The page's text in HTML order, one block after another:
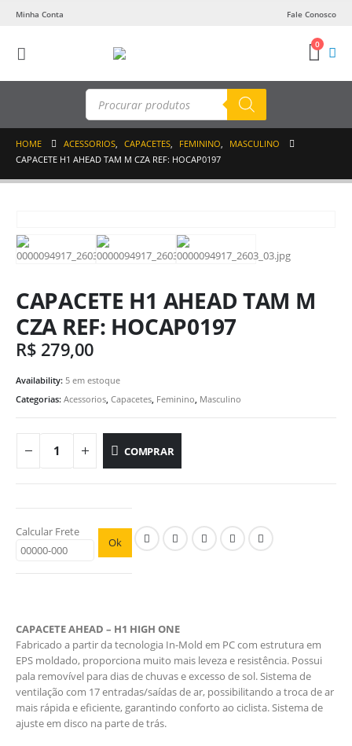
Minha Conta Fale Conosco
0
Pesquisar
produtos
HOME ACESSORIOS, CAPACETES, FEMININO,
MASCULINO
CAPACETE H1 AHEAD TAM M CZA REF: HOCAP0197
CAPACETE H1 AHEAD TAM M
CZA REF: HOCAP0197
R$ 279,00
Availability: 5 em estoque
Categorias: Acessorios Capacetes Feminino Masculino
COMPRAR
Calcular Frete
Ok
CAPACETE AHEAD – H1 HIGH ONE
Fabricado a partir da tecnologia In-Mold em PC com estrutura em
EPS moldado, proporciona muito mais leveza e resistência. Possui
pala removível para dias de chuvas e excesso de sol. Sistema de
ventilação com 17 entradas/saídas de ar, possibilitando a troca de ar
mais rápida e eficiente, garantindo conforto ao ciclista. Sistema de
ajuste em disco na parte de trás.